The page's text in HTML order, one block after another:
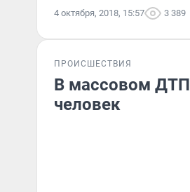
4 октября, 2018, 15:57 3 389
ПРОИСШЕСТВИЯ
В массовом
человек